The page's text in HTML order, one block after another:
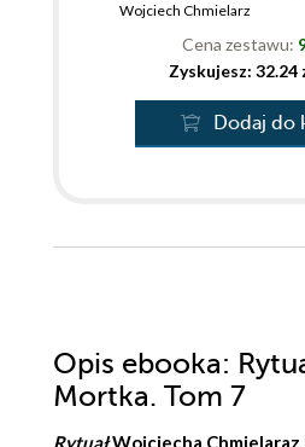
Wojciech Chmielarz
Cena zestawu:
Zyskujesz: 32.24
Dodaj do
Opis ebooka:
Mortka. Tom 7
RytuałWojciecha Chmielaraz